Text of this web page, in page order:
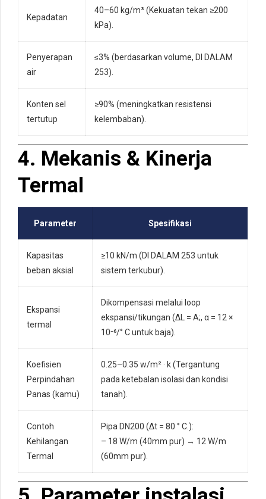
Kepadatan
40–60 kg/m³ (Kekuatan tekan ≥200
kPa).
Penyerapan
air
≤3% (berdasarkan volume, DI DALAM
253).
Konten sel
tertutup
≥90% (meningkatkan resistensi
kelembaban).
4. Mekanis & Kinerja
Termal
Parameter Spesifikasi
Kapasitas
beban aksial
≥10 kN/m (DI DALAM 253 untuk
sistem terkubur).
Ekspansi
termal
Dikompensasi melalui loop
ekspansi/tikungan (ΔL = A;, α = 12 ×
10⁻⁶/° C untuk baja).
Koefisien
Perpindahan
Panas (kamu)
0.25–0.35 w/m² · k (Tergantung
pada ketebalan isolasi dan kondisi
tanah).
Contoh
Kehilangan
Termal
Pipa DN200 (Δt = 80 ° C.):
– 18 W/m (40mm pur) → 12 W/m
(60mm pur).